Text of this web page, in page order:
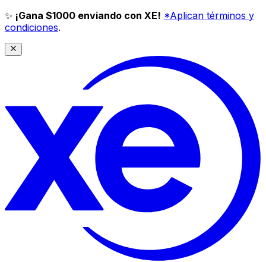
✨ ¡Gana $1000 enviando con XE! *Aplican términos y
condiciones.